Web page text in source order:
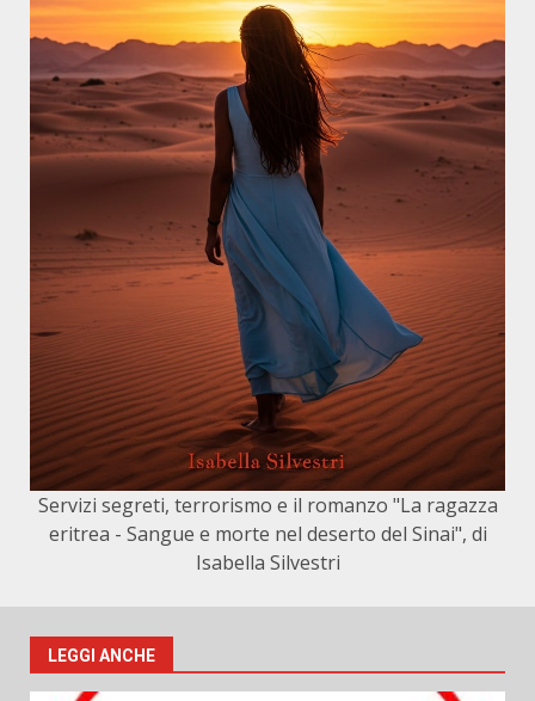
Servizi segreti, terrorismo e il romanzo "La ragazza
eritrea - Sangue e morte nel deserto del Sinai", di
Isabella Silvestri
LEGGI ANCHE